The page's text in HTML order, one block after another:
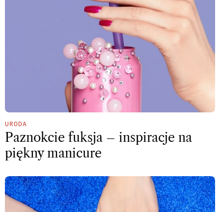
URODA
Paznokcie fuksja – inspiracje na
piękny manicure